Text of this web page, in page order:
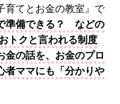
育てとお金の教室』で
準備できる？ などの
トクと言われる制度
金の話を、お金のプロ
者ママにも「分かりや